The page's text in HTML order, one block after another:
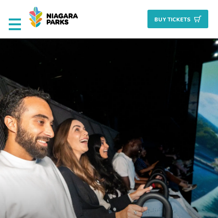
BUY TICKETS
Attractions
Culinaire
Nature + Jardins
Patrimoine
Golf